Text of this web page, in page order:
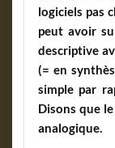
logiciels pas
peut avoir
descriptive
(= en
simple par
Disons que
analogique.